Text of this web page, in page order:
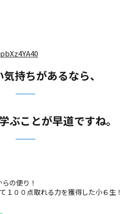
持ちがあるなら、
ぶことが早道ですね。
の便り！
１００点取れる力を獲得した小６生！